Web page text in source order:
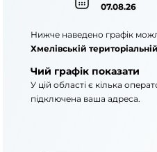
07.08.26
Нижче наведено графік
Хмелівській
Чий графік показати
У цій області є кілька
підключена ваша адреса.